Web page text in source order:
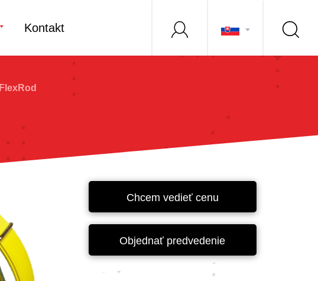
Kontakt
FlexRod
Chcem vedieť cenu
Objednať predvedenie